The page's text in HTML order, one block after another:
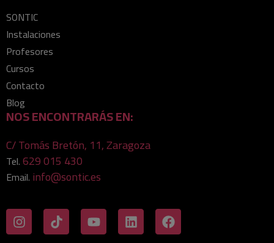
SONTIC
Instalaciones
Profesores
Cursos
Contacto
Blog
NOS ENCONTRARÁS EN:
C/ Tomás Bretón, 11, Zaragoza
Tel.629 015 430
Email. info@sontic.es